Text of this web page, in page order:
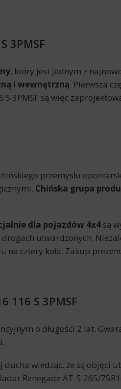
3PMSF
, który jest jednym z
i wewnętrzną. Pierwsza
3PMSF są więc
przemysłu
Chińska grupa
dla pojazdów 4x4 są
utwardzonych.
cztery koła. Zakup
116 S 3PMSF
o długości 2 lat.
ducha wiedząc, że są objęci
Renegade AT-5 265/